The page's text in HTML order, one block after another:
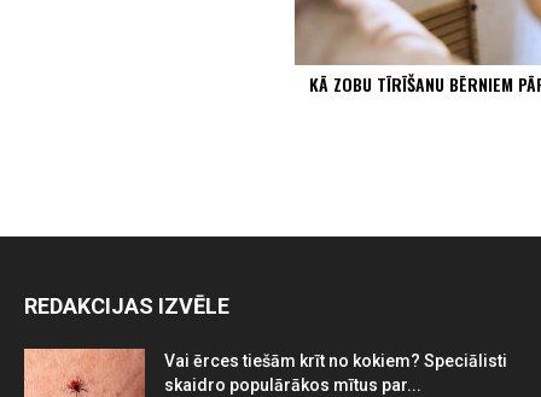
KĀ ZOBU TĪRĪŠANU BĒRNIEM
REDAKCIJAS IZVĒLE
Vai ērces tiešām krīt no kokiem? Speciālisti
skaidro populārākos mītus par...